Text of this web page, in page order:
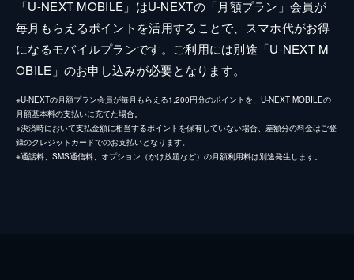
「U-NEXT MOBILE」はU-NEXTの「月額プラン」会員が
毎月もらえるポイントを活用することで、スマホ代がお得
になるモバイルプランです。ご利用には別途「U-NEXT M
OBILE」のお申し込みが必要となります。
※U-NEXTの月額プラン会員が毎月もらえる1,200円分のポイントを、U-NEXT MOBILEの
月額基本料の支払いに充てた場合。
※決済時において支払金額に相当するポイントを保有していない場合、差額分の料金はご登
録のクレジットカードでのお支払いとなります。
※通話料、SMS通信料、オプション（かけ放題など）の月額利用料は別途発生します。